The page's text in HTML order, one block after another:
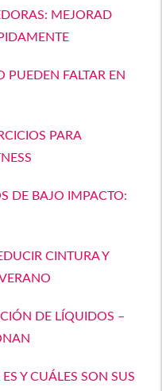
MEJORAD
PUEDEN FALTAR EN
PARA
DE BAJO IMPACTO:
CINTURA Y
DE LÍQUIDOS –
Y CUÁLES SON SUS